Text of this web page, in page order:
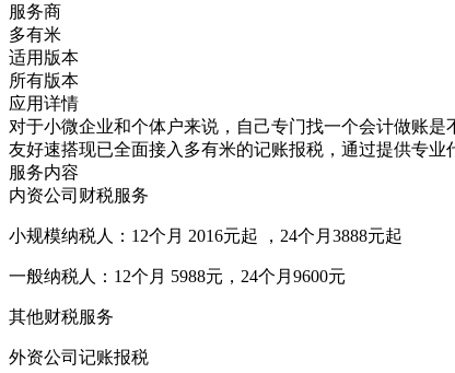
服务商
多有米
适用版本
所有版本
应用详情
对于小微企业和个体户来说，自己专门找一个会计做账是
友好速搭现已全面接入多有米的记账报税，通过提供专
服务内容
内资公司财税服务
小规模纳税人：12个月 2016元起 ，24个月3888元起
一般纳税人：12个月 5988元，24个月9600元
其他财税服务
外资公司记账报税